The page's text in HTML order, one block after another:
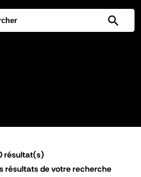
résultat(s)
résultats de votre recherche